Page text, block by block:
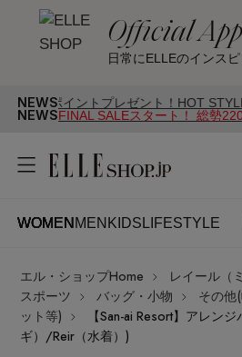
Official App
日常にELLEのインス
NEWS
トプレゼント！HOT STYLE Campaign
NEWSFINAL SALEスタート！ 総勢
WOMEN MEN KIDS LIFESTYLE
WOMENMENKIDSLIFESTYLE
ITEMS ログイン
はじめてご利用の方
SEE
エル・ショップHome
レイール（
スポーツ
バッグ・小物
その他
ット等)
【San-ai Resort】アレン
ギ）/Reir（水着）)